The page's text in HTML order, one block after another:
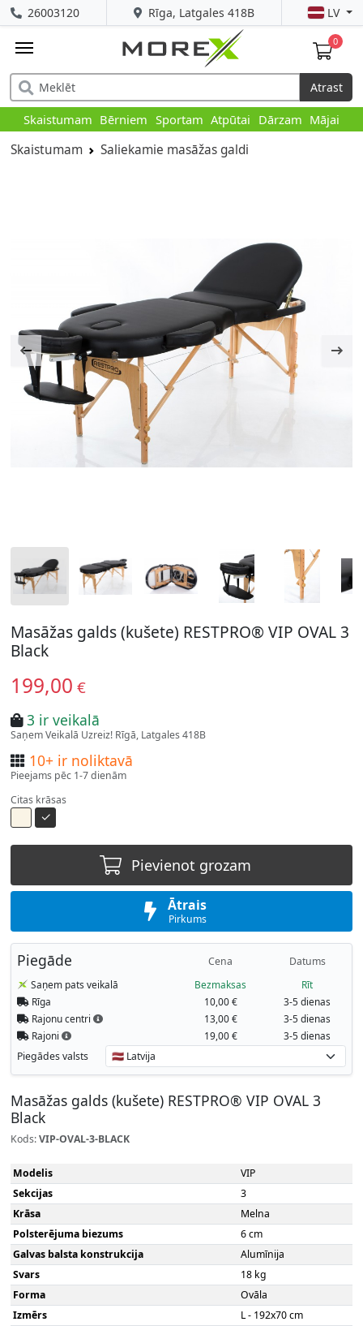
Rīga, Latgales 418B
26003120 LV
0
Atrast
Skaistumam Bērniem Sportam Atpūtai Dārzam Mājai
Skaistumam Saliekamie masāžas galdi
Masāžas galds (kušete) RESTPRO® VIP OVAL 3
Black
199,00 €
3 ir veikalā
Saņem Veikalā Uzreiz! Rīgā, Latgales 418B
10+ ir noliktavā
Pieejams pēc 1-7 dienām
Citas krāsas
Pievienot grozam
Ātrais
Pirkums
Piegāde Cena Datums
Saņem pats veikalā Bezmaksas
Rīt
Rīga
10,00 €
3-5 dienas
Rajonu centri
13,00 €
3-5 dienas
Rajoni
19,00 € 3-5 dienas
Piegādes valsts
Masāžas galds (kušete) RESTPRO® VIP OVAL 3
Black
Kods:VIP-OVAL-3-BLACK
Modelis
VIP
Sekcijas
3
Krāsa
Melna
Polsterējuma biezums
6 cm
Galvas balsta konstrukcija
Alumīnija
Svars
18 kg
Forma
Ovāla
Izmērs
L - 192x70 cm